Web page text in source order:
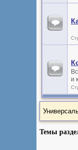
и
Темы